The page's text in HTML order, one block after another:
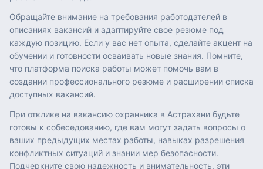
Обращайте внимание на требования работодателей в
описаниях вакансий и адаптируйте свое резюме под
каждую позицию. Если у вас нет опыта, сделайте акцент на
обучении и готовности осваивать новые знания. Помните,
что платформа поиска работы может помочь вам в
создании профессионального резюме и расширении списка
доступных вакансий.
При отклике на вакансию охранника в Астрахани будьте
готовы к собеседованию, где вам могут задать вопросы о
ваших предыдущих местах работы, навыках разрешения
конфликтных ситуаций и знании мер безопасности.
Подчеркните свою надежность и внимательность, эти